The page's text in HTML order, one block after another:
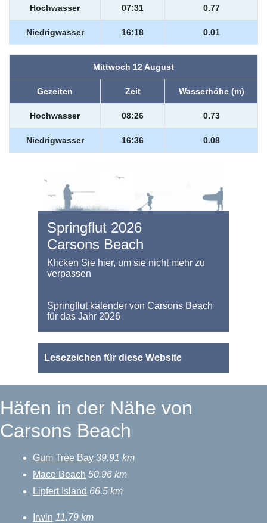
Hochwasser 07:31 0.77
Niedrigwasser 16:18 0.01
Mittwoch 12 August
Gezeiten Zeit Wasserhöhe (m)
Hochwasser 08:26 0.73
Niedrigwasser 16:36 0.08
Springflut 2026
Carsons Beach
Klicken Sie hier, um sie nicht mehr zu
verpassen
Springflut kalender von Carsons Beach
für das Jahr 2026
Lesezeichen für diese Website
Häfen in der Nähe von
Carsons Beach
Gum Tree Bay 39.91 km
Mace Beach 50.96 km
Lipfert Island 66.5 km
Irwin 11.79 km